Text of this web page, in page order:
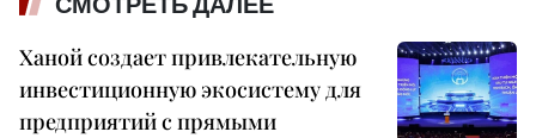
Ханой создает привлекательную
инвестиционную экосистему для
предприятий с прямыми